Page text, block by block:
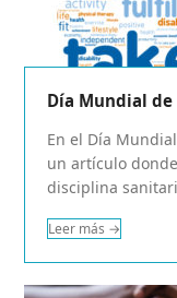
Día Mundial
En el Día
un artículo
disciplina
Leer más →